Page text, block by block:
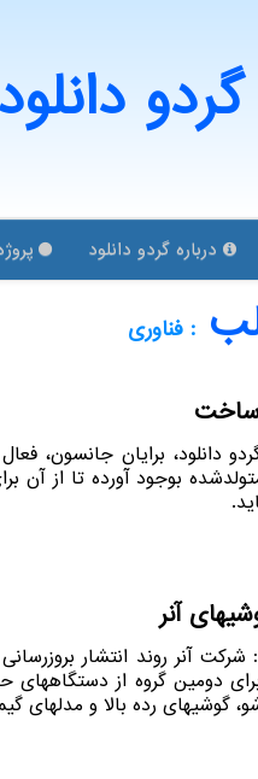
گردو دانلود
درباره گردو دانلود
: فناوری
ساخت
دانلود، برایان
متولدشده بوجود آورده تا از
آنر
برای دومین گروه از
گوشیهای رده بالا و مدلهای